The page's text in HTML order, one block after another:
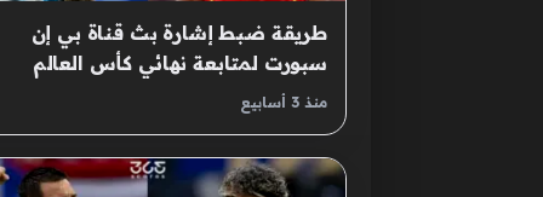
طريقة ضبط إشارة بث قناة بي إن
سبورت لمتابعة نهائي كأس العالم
منذ 3 أسابيع